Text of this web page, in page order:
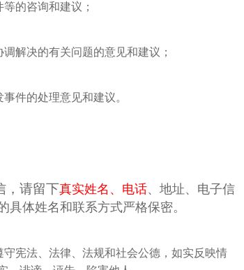
的咨询和建议；
解决的有关问题的意见和建议；
件的处理意见和建议。
，请留下真实姓名、电话、地址、电子信
具体姓名和联系方式严格保密。
宪法、法律、法规和社会公德，如实反映情